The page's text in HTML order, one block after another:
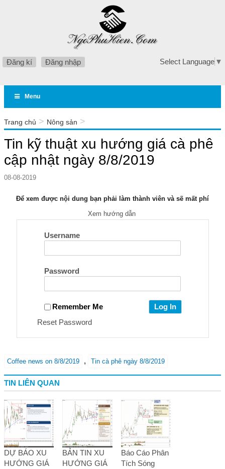
Đăng kí Đăng nhập Select Language ▼
Menu
Trang chủ > Nông sản >
Tin kỹ thuật xu hướng giá cà phê
cập nhật ngày 8/8/2019
08-08-2019
Để xem được nội dung bạn phải làm thành viên và sẽ mất phí
Xem hướng dẫn
Username
Password
Remember Me
Reset Password
Coffee news on 8/8/2019 , Tin cà phê ngày 8/8/2019
TIN LIÊN QUAN
DỰ BÁO XU
HƯỚNG GIÁ
BẢN TIN XU
HƯỚNG GIÁ
Báo Cáo Phân
Tích Sóng